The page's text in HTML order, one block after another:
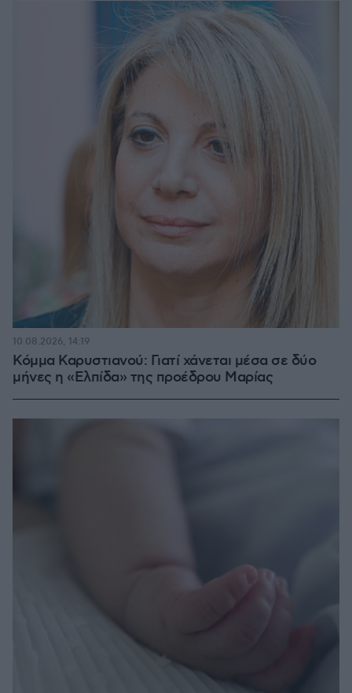
Κόμμα Καρυστιανού: Γιατί χάνεται μέσα σε δύο
μήνες η «Ελπίδα» της προέδρου Μαρίας
10.08.2026, 14:19